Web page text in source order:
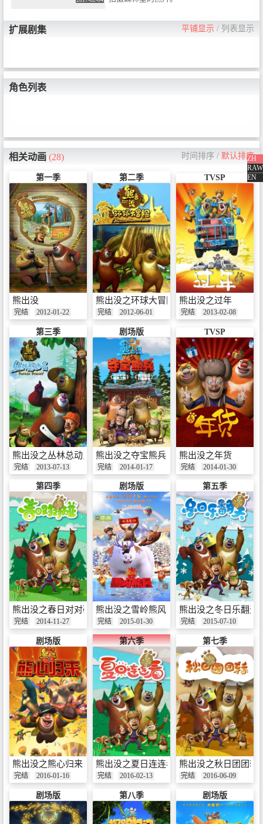
ZH
RAW
EN
扩展剧集 平铺显示 / 列表显示
角色列表
相关动画(28) 时间排序 / 默认排序
第一季
熊出没
完结 2012-01-22
第二季
熊出没之环球大冒险
完结 2012-06-01
TVSP
熊出没之过年
完结 2013-02-08
第三季
熊出没之丛林总动员
完结 2013-07-13
剧场版
熊出没之夺宝熊兵
完结 2014-01-17
TVSP
熊出没之年货
完结 2014-01-30
第四季
熊出没之春日对对碰
完结 2014-11-27
剧场版
熊出没之雪岭熊风
完结 2015-01-30
第五季
熊出没之冬日乐翻天
完结 2015-07-10
剧场版
熊出没之熊心归来
完结 2016-01-16
第六季
熊出没之夏日连连看
完结 2016-02-13
第七季
熊出没之秋日团团转
完结 2016-06-09
剧场版 第八季 剧场版